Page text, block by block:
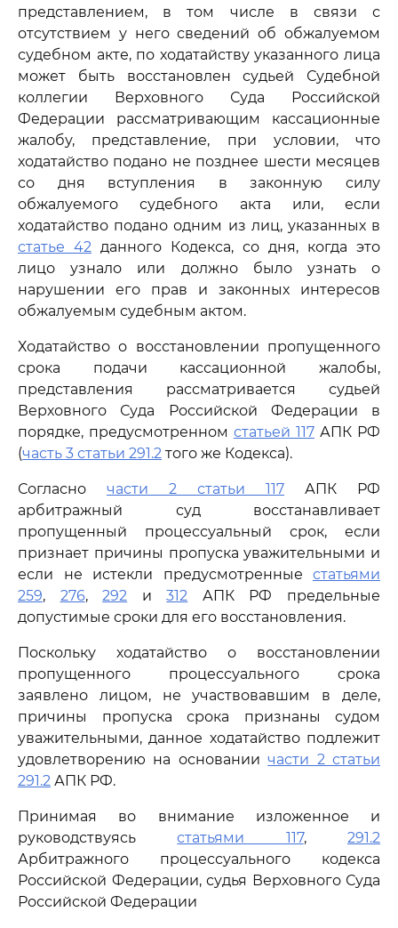
представлением, в том числе в связи с
отсутствием у него сведений об обжалуемом
судебном акте, по ходатайству указанного лица
может быть восстановлен судьей Судебной
коллегии Верховного Суда Российской
Федерации рассматривающим кассационные
жалобу, представление, при условии, что
ходатайство подано не позднее шести месяцев
со дня вступления в законную силу
обжалуемого судебного акта или, если
ходатайство подано одним из лиц, указанных в
статье 42 данного Кодекса, со дня, когда это
лицо узнало или должно было узнать о
нарушении его прав и законных интересов
обжалуемым судебным актом.
Ходатайство о восстановлении пропущенного
срока подачи кассационной жалобы,
представления рассматривается судьей
Верховного Суда Российской Федерации в
порядке, предусмотренном статьей 117 АПК РФ
(часть 3 статьи 291.2 того же Кодекса).
Согласно части 2 статьи 117 АПК РФ
арбитражный суд восстанавливает
пропущенный процессуальный срок, если
признает причины пропуска уважительными и
если не истекли предусмотренные статьями
259, 276,292 и312 АПК РФ предельные
допустимые сроки для его восстановления.
Поскольку ходатайство о восстановлении
пропущенного процессуального срока
заявлено лицом, не участвовавшим в деле,
причины пропуска срока признаны судом
уважительными, данное ходатайство подлежит
удовлетворению на основаниичасти 2 статьи
291.2 АПК РФ.
Принимая во внимание изложенное и
руководствуясьстатьями 117,291.2
Арбитражного процессуального кодекса
Российской Федерации, судья Верховного Суда
Российской Федерации